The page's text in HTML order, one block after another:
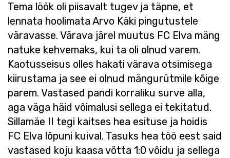
Tema löök oli piisavalt tugev ja täpne, et
lennata hoolimata Arvo Käki pingutustele
väravasse. Värava järel muutus FC Elva mäng
natuke kehvemaks, kui ta oli olnud varem.
Kaotusseisus olles hakati värava otsimisega
kiirustama ja see ei olnud mängurütmile kõige
parem. Vastased pandi korraliku surve alla,
aga väga häid võimalusi sellega ei tekitatud.
Sillamäe II tegi kaitses hea esituse ja hoidis
FC Elva lõpuni kuival. Tasuks hea töö eest said
vastased koju kaasa võtta 1:0 võidu ja sellega